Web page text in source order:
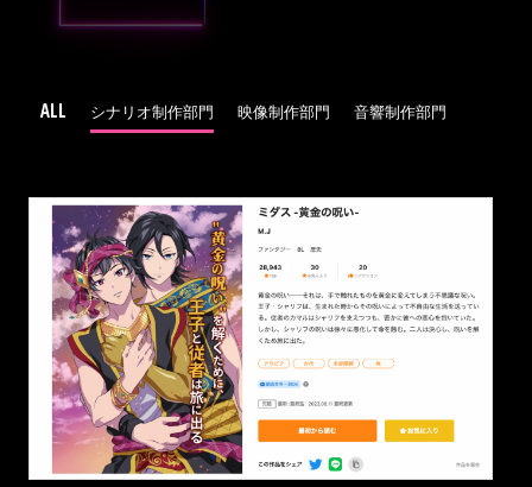
ALL シナリオ制作部門 映像制作部門 音響制作部門